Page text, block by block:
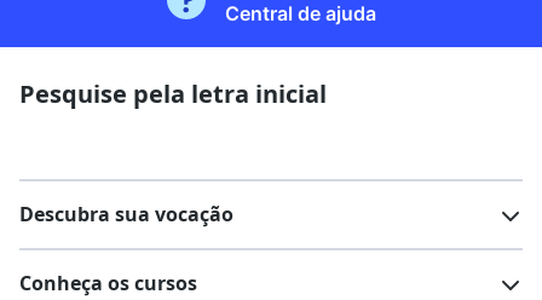
Central de ajuda
Pesquise pela letra inicial
Descubra sua vocação
Conheça os cursos